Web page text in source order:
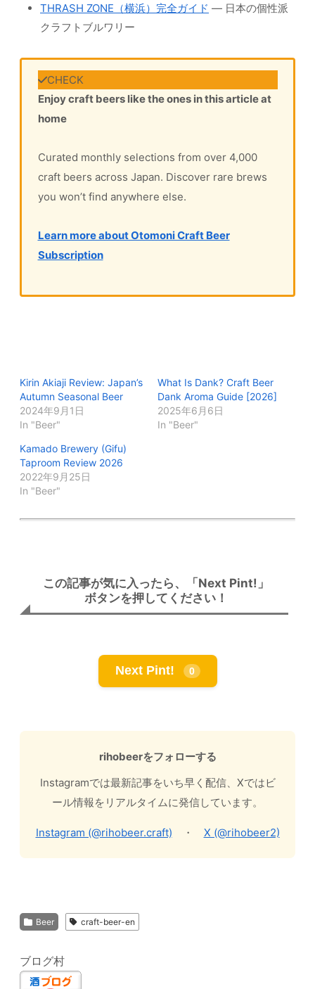
THRASH ZONE（横浜）完全ガイド — 日本の個性派
クラフトブルワリー
Enjoy craft beers like the ones in this article at
home
Curated monthly selections from over 4,000
craft beers across Japan. Discover rare brews
you won’t find anywhere else.
Learn more about Otomoni Craft Beer
Subscription
Kirin Akiaji Review: Japan’s
Autumn Seasonal Beer
2024年9月1日
In "Beer"
What Is Dank? Craft Beer
Dank Aroma Guide [2026]
2025年6月6日
In "Beer"
Kamado Brewery (Gifu)
Taproom Review 2026
2022年9月25日
In "Beer"
この記事が気に入ったら、「Next Pint!」
ボタンを押してください！
Next Pint! 0
rihobeerをフォローする
Instagramでは最新記事をいち早く配信、Xではビ
ール情報をリアルタイムに発信しています。
Instagram (@rihobeer.craft) ・ X (@rihobeer2)
Beer craft-beer-en
ブログ村